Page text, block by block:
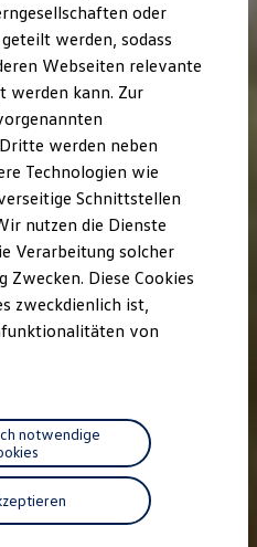
HU/AU
Checks
Zubehör
oder
werden, sodass
Webseiten relevante
werden kann. Zur
werden neben
Technologien wie
Schnittstellen
nutzen die Dienste
Verarbeitung solcher
Zwecken. Diese Cookies
zweckdienlich ist,
von
notwendige